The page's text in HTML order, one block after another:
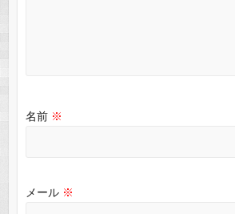
名前 ※
メール ※